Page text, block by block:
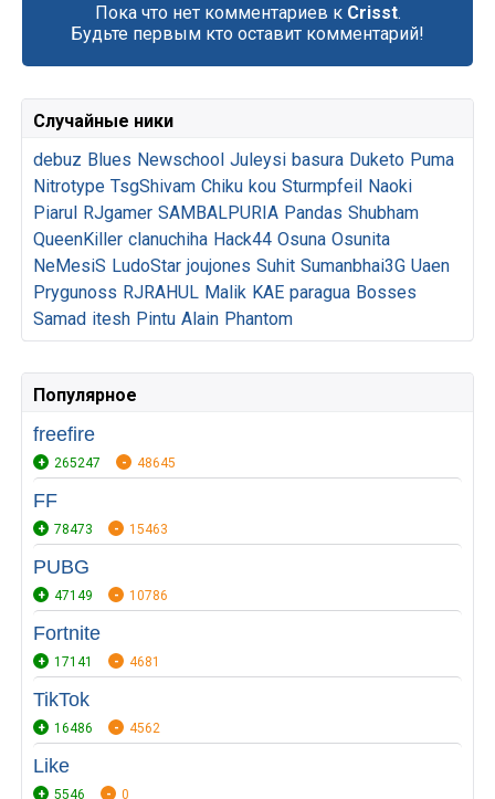
Пока что нет комментариев к Crisst.
Будьте первым кто оставит комментарий!
Случайные ники
debuz Blues Newschool Juleysi basura Duketo Puma
Nitrotype TsgShivam Chiku kou Sturmpfeil Naoki
Piarul RJgamer SAMBALPURIA Pandas Shubham
QueenKiller clanuchiha Hack44 Osuna Osunita
NeMesiS LudoStar joujones Suhit Sumanbhai3G Uaen
Prygunoss RJRAHUL Malik KAE paragua Bosses
Samad itesh Pintu Alain Phantom
Популярное
freefire
265247 48645
FF
78473 15463
PUBG
47149 10786
Fortnite
17141 4681
TikTok
16486 4562
Like
5546 0